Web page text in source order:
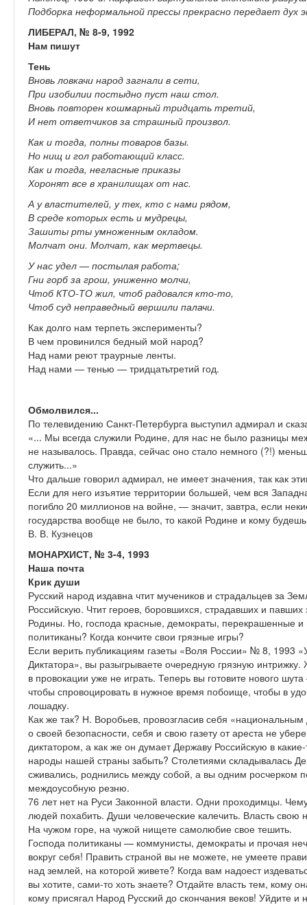
Подборка неформальной прессы прекрасно передает дух
ЛИБЕРАЛ, № 8-9, 1992
Нам пишут
Тень
Вновь ловкачи народ загнали в сети,
При изобилии постыдно пуст наш стол.
Вновь повторен кошмарный тридцать третий,
И нет ответчиков за страшный произвол.
Как и тогда, полны товаров базы.
Но нищ и гол работающий класс.
Как и тогда, негласные приказы
Хоронят все в хранилищах от нас.
А у властителей, у тех, кто с нами рядом,
В среде которых есть и мудрецы,
Зашиты рты умноженным окладом.
Молчат они. Молчат, как мертвецы.
У нас удел — постылая работа;
Гни горб за грош, униженно молчи,
Чтоб КТО-ТО жил, чтоб радовался кто-то,
Чтоб суд неправедный вершили палачи.
Как долго нам терпеть эксперименты?
В чем провинился бедный мой народ?
Над нами реют траурные ленты.
Над нами — тенью — тридцатьтретий год.
Обмолвился...
По телевидению Санкт-Петербурга выступил адмирал и
«... Мы всегда служили Родине, для нас не было разницы
не называлось. Правда, сейчас оно стало немного (?!)
служить...»
Что дальше говорил адмирал, не имеет значения, так как
Если для него изъятие территории большей, чем вся
погибло 20 миллионов на войне, — значит, завтра, если
государства вообще не было, то какой Родине и кому
В. В. Кузнецов
МОНАРХИСТ, № 3-4, 1993
Наша почта
Крик души
Русский народ издавна чтит мучеников и страдальцев за
Российскую. Чтит героев, боровшихся, страдавших и
Родины. Но, господа красные, демократы, перекрашенные
политиканы? Когда кончите свои грязные игры?
Если верить публикациям газеты «Воля России» № 8, 1993
Диктатора», вы разыгрываете очередную грязную
в провокации уже не играть. Теперь вы готовите нового
чтобы спровоцировать в нужное время побоище, чтобы в
лошадку.
Как же так? Н. Воробьев, провозгласив себя
о своей безопасности, себя и свою газету от ареста не
диктатором, а как же он думает Державу Российскую в
народы нашей страны забыть? Столетиями складывалась
сживались, роднились между собой, а вы одним росчерком
междоусобную резню.
76 лет нет на Руси Законной власти. Одни проходимцы.
людей похабить. Души человеческие калечить. Власть свою
На чужом горе, на чужой нищете самолюбие свое тешить.
Господа политиканы — коммунисты, демократы и прочая
вокруг себя! Править страной вы не можете, не умеете
над землей, на которой живете? Когда вам надоест
вы хотите, сами-то хоть знаете? Отдайте власть тем, кому
кому присягал Народ Русский до скончания веков! Уйдите и